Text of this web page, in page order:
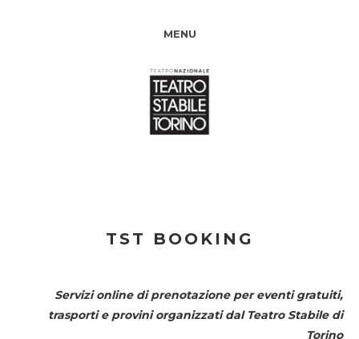
MENU
TST BOOKING
Servizi online di prenotazione per eventi gratuiti,
trasporti e provini organizzati dal Teatro Stabile di
Torino